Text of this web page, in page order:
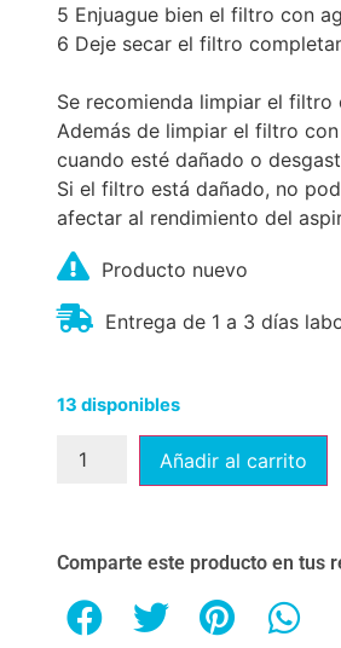
5 Enjuague bien el filtro con
6 Deje secar el filtro
Se recomienda limpiar el filtro
Además de limpiar el filtro
cuando esté dañado o
Si el filtro está dañado, no
afectar al rendimiento del
Producto nuevo
Entrega de 1 a 3 días
13 disponibles
Añadir al carrito
Comparte este producto en tus